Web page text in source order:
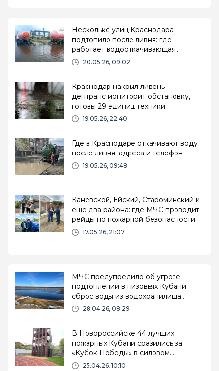
Несколько улиц Краснодара
подтопило после ливня: где
работает водооткачивающая
техника
20.05.26, 09:02
Краснодар накрыл ливень —
дептранс мониторит обстановку,
готовы 29 единиц техники
19.05.26, 22:40
Где в Краснодаре откачивают воду
после ливня: адреса и телефон
19.05.26, 09:48
Каневской, Ейский, Староминский и
еще два района: где МЧС проводит
рейды по пожарной безопасности
17.05.26, 21:07
МЧС предупредило об угрозе
подтоплений в низовьях Кубани:
сброс воды из водохранилища
увеличен до 950 кубометров в
28.04.26, 08:29
В Новороссийске 44 лучших
пожарных Кубани сразились за
«Кубок Победы» в силовом
многоборье
25.04.26, 10:10